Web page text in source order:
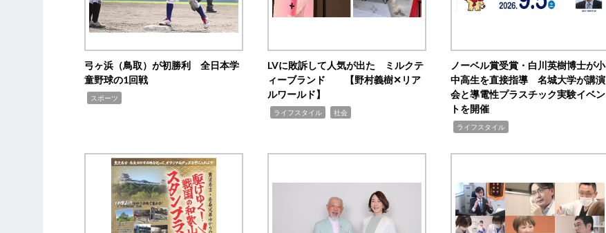
弓ヶ浜（鳥取）が初勝利 全日本学
童野球の1回戦
スポーツ
LVに敗訴して人気が出た ミルクテ
ィーブランド 【野村義樹✕リア
ルワールド】
ライフスタイル 社会
ノーベル賞受賞・白川英樹博士が小
中高生を直接指導 名城大学が講演
会と導電性プラスチック実験イベン
トを開催
ライフスタイル